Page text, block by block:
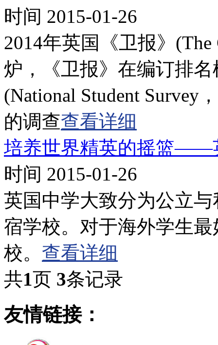
时间 2015-01-26
2014年英国《卫报》
炉，《卫报》在编订排
(National Student Survey
的调查查看详细
培养世界精英的摇篮――
时间 2015-01-26
英国中学大致分为公立
宿学校。对于海外学生
校。 查看详细
共1页 3条记录
友情链接：